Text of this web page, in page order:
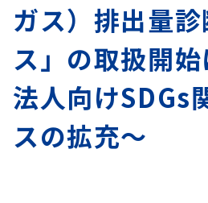
ガス）排出量
ス」の取扱開
法人向けSDGs
スの拡充～